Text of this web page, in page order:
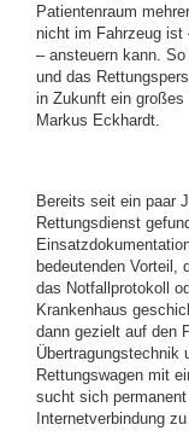
Patientenraum
nicht im Fahrzeug ist
– ansteuern kann.
und das
in Zukunft ein großes
Markus Eckhardt.
Bereits seit ein paar
Rettungsdienst
bedeutenden Vorteil,
das Notfallprotokoll
Krankenhaus
dann gezielt auf den
Übertragungstechnik
Rettungswagen mit
sucht sich
Internetverbindung